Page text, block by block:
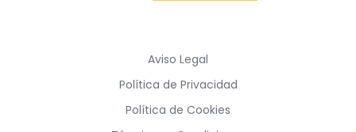
Aviso Legal
Política de Privacidad
Política de Cookies